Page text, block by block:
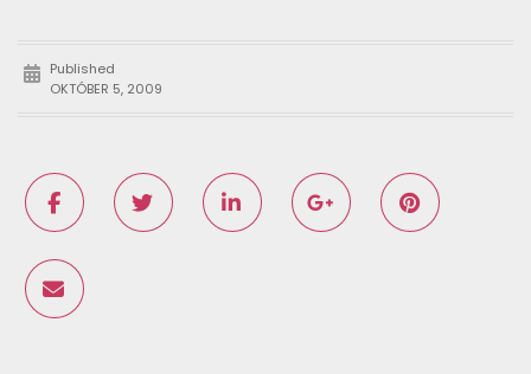
Published
OKTÓBER 5, 2009